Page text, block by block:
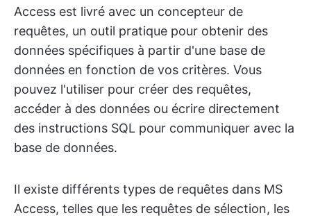
Access est livré avec un concepteur de
requêtes, un outil pratique pour obtenir des
données spécifiques à partir d'une base de
données en fonction de vos critères. Vous
pouvez l'utiliser pour créer des requêtes,
accéder à des données ou écrire directement
des instructions SQL pour communiquer avec la
base de données.
Il existe différents types de requêtes dans MS
Access, telles que les requêtes de sélection, les